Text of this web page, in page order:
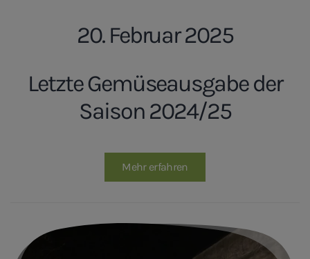
20. Februar 2025
Letzte Gemüseausgabe der
Saison 2024/25
Mehr erfahren